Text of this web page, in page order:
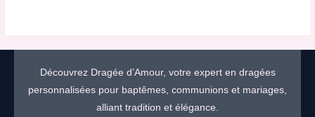
Découvrez Dragée d’Amour, votre expert en dragées
personnalisées pour baptêmes, communions et mariages,
alliant tradition et élégance.